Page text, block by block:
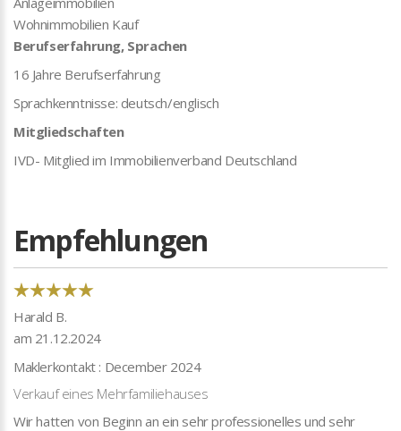
Wohnimmobilien Kauf
Berufserfahrung, Sprachen
16 Jahre Berufserfahrung
Sprachkenntnisse: deutsch/englisch
Mitgliedschaften
IVD- Mitglied im Immobilienverband Deutschland
Empfehlungen
Harald B.
am 21.12.2024
Maklerkontakt : December 2024
Verkauf eines Mehrfamiliehauses
Wir hatten von Beginn an ein sehr professionelles und sehr